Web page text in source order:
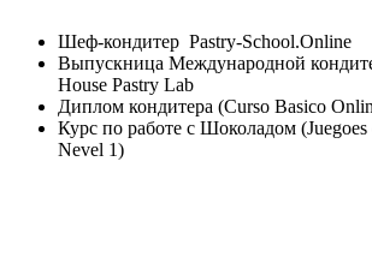
Шеф-кондитер Pastry-School.Online
Выпускница Международной
House Pastry Lab
Диплом кондитера (Curso Basico
Курс по работе с Шоколадом (Juegoes
Nevel 1)